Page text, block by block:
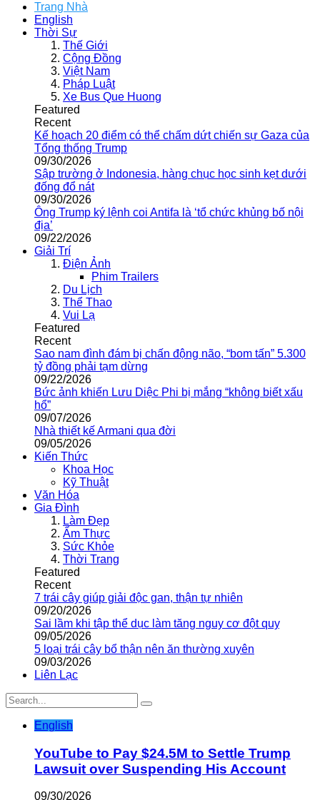
Trang Nhà
English
Thời Sự
Thế Giới
Cộng Đồng
Việt Nam
Pháp Luật
Xe Bus Que Huong
Featured
Recent
Kế hoạch 20 điểm có thể chấm dứt chiến sự Gaza của
Tổng thống Trump
09/30/2026
Sập trường ở Indonesia, hàng chục học sinh kẹt dưới
đống đổ nát
09/30/2026
Ông Trump ký lệnh coi Antifa là ‘tổ chức khủng bố nội
địa’
09/22/2026
Giải Trí
Điện Ảnh
Phim Trailers
Du Lịch
Thể Thao
Vui Lạ
Featured
Recent
Sao nam đình đám bị chấn động não, “bom tấn” 5.300
tỷ đồng phải tạm dừng
09/22/2026
Bức ảnh khiến Lưu Diệc Phi bị mắng “không biết xấu
hổ”
09/07/2026
Nhà thiết kế Armani qua đời
09/05/2026
Kiến Thức
Khoa Học
Kỹ Thuật
Văn Hóa
Gia Đình
Làm Đẹp
Ẩm Thực
Sức Khỏe
Thời Trang
Featured
Recent
7 trái cây giúp giải độc gan, thận tự nhiên
09/20/2026
Sai lầm khi tập thể dục làm tăng nguy cơ đột quỵ
09/05/2026
5 loại trái cây bổ thận nên ăn thường xuyên
09/03/2026
Liên Lạc
English
YouTube to Pay $24.5M to Settle Trump
Lawsuit over Suspending His Account
09/30/2026